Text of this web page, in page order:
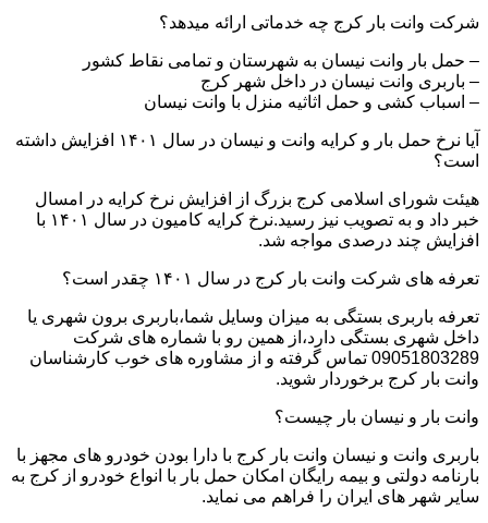
شرکت وانت بار کرج چه خدماتی ارائه میدهد؟
– حمل بار وانت نیسان به شهرستان و تمامی نقاط کشور
– باربری وانت نیسان در داخل شهر کرج
– اسباب کشی و حمل اثاثیه منزل با وانت نیسان
آیا نرخ حمل بار و کرایه وانت و نیسان در سال ۱۴۰۱ افزایش داشته
است؟
هیئت شورای اسلامی کرج بزرگ از افزایش نرخ کرایه در امسال
خبر داد و به تصویب نیز رسید.نرخ کرایه کامیون در سال ۱۴۰۱ با
افزایش چند درصدی مواجه شد.
تعرفه های شرکت وانت بار کرج در سال ۱۴۰۱ چقدر است؟
تعرفه باربری بستگی به میزان وسایل شما،باربری برون شهری یا
داخل شهری بستگی دارد،از همین رو با شماره های شرکت
09051803289 تماس گرفته و از مشاوره های خوب کارشناسان
وانت بار کرج برخوردار شوید.
وانت بار و نیسان بار چیست؟
باربری وانت و نیسان وانت بار کرج با دارا بودن خودرو های مجهز با
بارنامه دولتی و بیمه رایگان امکان حمل بار با انواع خودرو از کرج به
سایر شهر های ایران را فراهم می نماید.